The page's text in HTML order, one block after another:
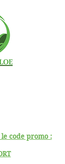
code promo :